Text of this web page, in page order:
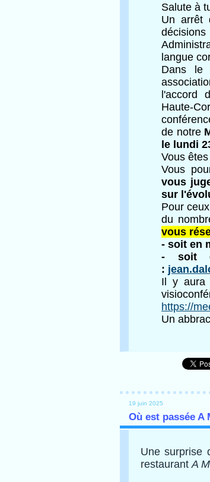
Salute à
Un arrêt
langue
Dans le
l'accord
Haute-
de notre
le lundi
Vous
Vous
vous
sur
Pour
du
vous
- soit en
- soit
:
Il y aura
https://
Un
19 juin 2025
Où est passée A
Une surprise
restaurant A